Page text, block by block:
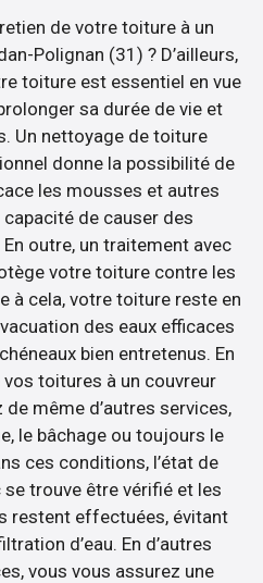
de votre toiture à un
Polignan (31) ? D’ailleurs,
toiture est essentiel en vue
sa durée de vie et
Un nettoyage de toiture
donne la possibilité de
les mousses et autres
de causer des
outre, un traitement avec
votre toiture contre les
à cela, votre toiture reste en
des eaux efficaces
bien entretenus. En
toitures à un couvreur
même d’autres services,
le bâchage ou toujours le
ces conditions, l’état de
trouve être vérifié et les
restent effectuées, évitant
d’eau. En d’autres
vous vous assurez une